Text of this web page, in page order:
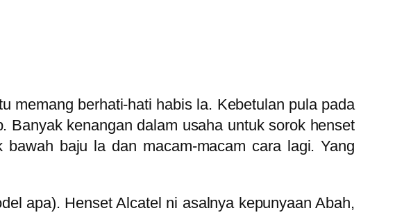
memang berhati-hati habis la. Kebetulan pula pada
Banyak kenangan dalam usaha untuk sorok henset
baju la dan macam-macam cara lagi. Yang
apa). Henset Alcatel ni asalnya kepunyaan Abah,